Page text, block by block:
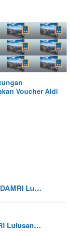
Voucher Aldi
Lu…
Lulusan…